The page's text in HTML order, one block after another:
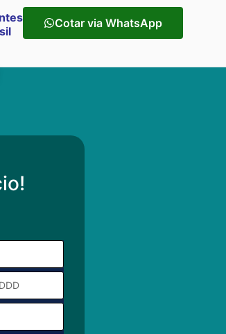
Cotar via WhatsApp